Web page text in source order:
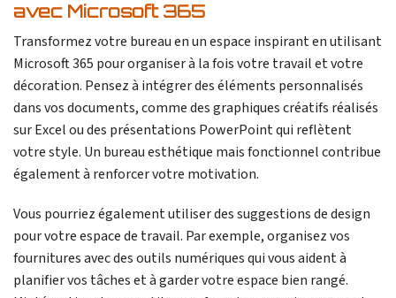
avec Microsoft 365
Transformez votre bureau en un espace inspirant en utilisant
Microsoft 365 pour organiser à la fois votre travail et votre
décoration. Pensez à intégrer des éléments personnalisés
dans vos documents, comme des graphiques créatifs réalisés
sur Excel ou des présentations PowerPoint qui reflètent
votre style. Un bureau esthétique mais fonctionnel contribue
également à renforcer votre motivation.
Vous pourriez également utiliser des suggestions de design
pour votre espace de travail. Par exemple, organisez vos
fournitures avec des outils numériques qui vous aident à
planifier vos tâches et à garder votre espace bien rangé.